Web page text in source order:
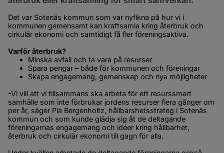
Det var Sotenäs kommun som var nyfikna på hur vi i
kommunen gemensamt kan kraftsamla kring återbruk och
cirkulär ekonomi och samtidigt få fler föreningsaktiva.
Varför återbruk?
Minska avfall och ta vara på resurser
Spara pengar – både för kommunen och föreningar
Skapa engagemang, gemenskap och nya möjligheter
-Vi vill att vi tillsammans ska arbeta för ett resurssmart
samhälle som inte förbrukar jordens resurser flera gånger om
per år, säger Pia Bergenholtz, hållbarshetsstrateg i Sotenäs
kommun och som kunde glädja sig åt de deltagande
föreningarnas engagemang och idéer kring hållbarhet,
återbruk och cirkulär ekonomi till gagn för alla.